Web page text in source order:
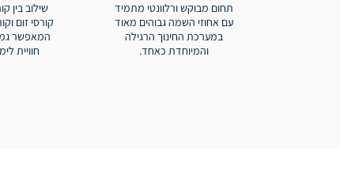
תחום מבוקש ורלוונטי מתמיד
עם אחוזי השמה גבוהים מאוד
במערכת החינוך הרגילה
והמיוחדת כאחד.
שילוב בין
קורסי זום
המאפשר
חוויית